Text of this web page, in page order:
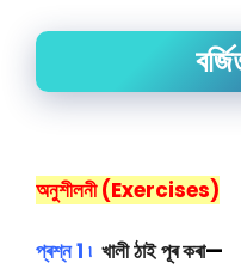
অনুশীলনী (Exercises)
প্ৰশ্ন 1 ৷ খালী ঠাই পূৰ কৰা—